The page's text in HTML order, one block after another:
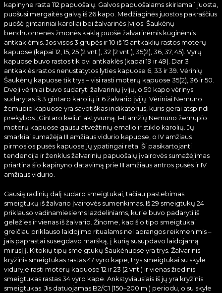
kapinyne rasta 112 papuošalų. Galvos papuošalams skiriama 1 juosta,
puošusi mergaitės galvą iš 26 kapo. Medžiaginės juostos pakraščius
puošė gintariniai karoliai bei žalvarinės įvijos. Šaukėnų
bendruomenės žmonės kaklą puošė žalvarinėmis kūginėmis
antkaklėmis. Jos visos 3 grupės ir 10 iš 15 antkaklių rastos moterų
kapuose (kapai 12, 15, 25 (2 vnt.), 32 (2 vnt.), 35(2), 36, 37, 45). Vyrų
kapuose buvo rastos tik dvi antkaklės (kapai 19 ir 49). Dar 3
antkaklės rastos nenustatytos lyties kapuose 6, 33 ir 39. Vėrinių
Šaukėnų kapuose tik trys – visi rasti moterų kapuose 35(2), 36 ir 50.
Dveji vėriniai buvo sudaryti žalvarinių įvijų, o 50 kapo vėrinys
sudarytas iš 3 gintaro karolių ir 6 žalvario įvijų. Vėriniai Nemuno
žemupio kapuose yra savotiškas indikatorius, kuris gerai atspindi
prekybos „Gintaro keliu“ aktyvumą. I–II amžių Nemuno žemupio
moterų kapuose gausu atvežtinių emalio ir stiklo karolių. Jų
smarkiai sumažėja III amžiaus vidurio kapuose, o IV amžiaus
pirmosios pusės kapuose jų ypatingai reta. Ši pasikartojanti
tendencija ir ženklus žalvarinių papuošalų įvairovės sumažėjimas
priartina šio kapinyno datavimą prie III amžiaus antros pusės ir IV
amžiaus vidurio.
Gausią radinių dalį sudaro smeigtukai, tačiau pastebimas
smeigtukų iš žalvario įvairovės sumenkimas. Iš 29 smeigtukų 24
priklauso vadinamiesiems lazdeliniams, kurie buvo padaryti iš
geležies ir vienas iš žalvario. Žinome, kad šio tipo smeigtukai
greičiau priklauso laidojimo ritualams nei aprangos reikmenimis –
jais paprastai susegdavo maršką, į kurią susupdavo laidojamą
mirusįjį. Kitokių tipų smeigtukų Šaukėnuose yra trys. Žalvarinis
kryžinis smeigtukas rastas 47 vyro kape, trys smeigtukai su skyle
viduryje rasti moterų kapuose 12 ir 23 (2 vnt.) ir vienas žiedinis
smeigtukas rastas 34 vyro kape. Ankstyviausiais iš jų yra kryžinis
smeigtukas. Jis datuojamas B2/C1 (150–200 m.) periodu, o su skyle